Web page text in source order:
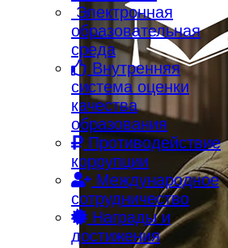
Электронная
образовательная
среда
Внутренняя
система оценки
качества
образования
Противодействие
коррупции
Международное
сотрудничество
Награды и
достижения